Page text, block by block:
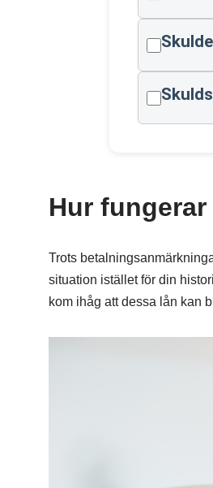
Hur
Trots
situation istället för din
kom ihåg att dessa lån kan